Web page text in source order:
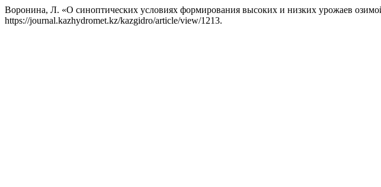
Воронина, Л. «О синоптических условиях формирования высоких и низких урожаев
https://journal.kazhydromet.kz/kazgidro/article/view/1213.